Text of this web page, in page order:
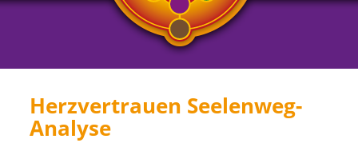
Herzvertrauen Seelenweg-
Analyse